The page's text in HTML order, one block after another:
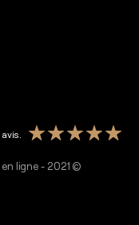
avis.
ligne - 2021 ©